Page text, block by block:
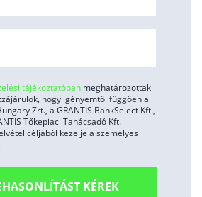
tájékoztatóban meghatározottak
hogy igényemtől függően a
Zrt., a GRANTIS BankSelect Kft.,
Tőkepiaci Tanácsadó Kft.
céljából kezelje a személyes
KÉREK